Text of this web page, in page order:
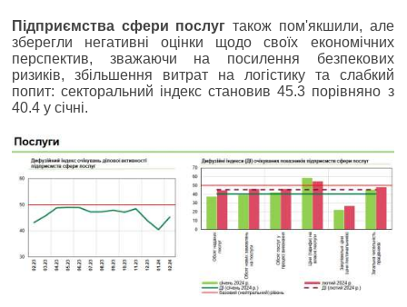
Підприємства сфери послуг також пом'якшили, але
зберегли негативні оцінки щодо своїх економічних
перспектив, зважаючи на посилення безпекових
ризиків, збільшення витрат на логістику та слабкий
попит: секторальний індекс становив 45.3 порівняно з
40.4 у січні.